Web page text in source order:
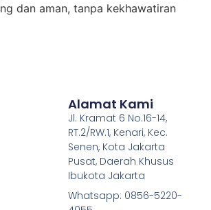
dan aman, tanpa kekhawatiran
Alamat Kami
Jl. Kramat 6 No.16-14,
RT.2/RW.1, Kenari, Kec.
Senen, Kota Jakarta
Pusat, Daerah Khusus
Ibukota Jakarta
Whatsapp: 0856-5220-